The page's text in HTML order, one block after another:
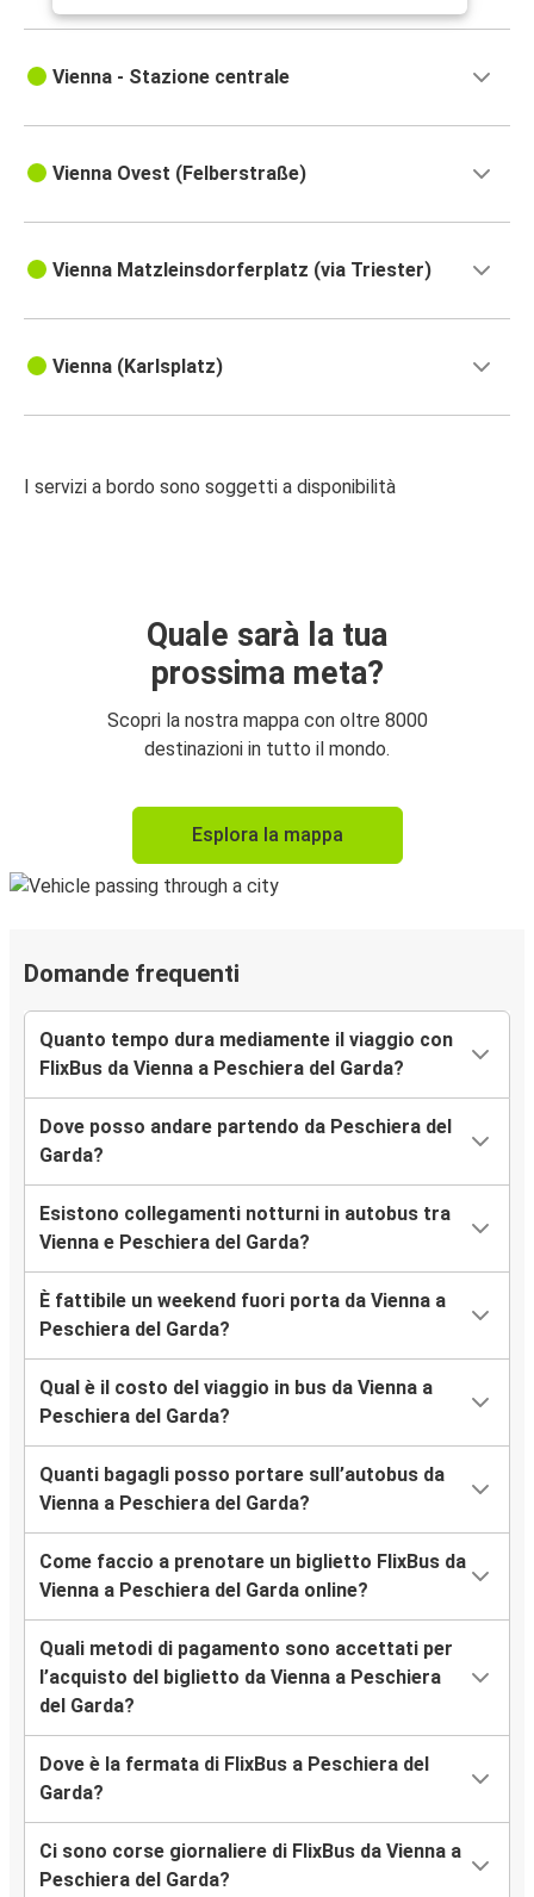
Vienna - Stazione centrale
Vienna Ovest (Felberstraße)
Vienna Matzleinsdorferplatz (via Triester)
Vienna (Karlsplatz)
I servizi a bordo sono soggetti a disponibilità
Quale sarà la tua
prossima meta?
Scopri la nostra mappa con oltre 8000
destinazioni in tutto il mondo.
Esplora la mappa
Domande frequenti
Quanto tempo dura mediamente il viaggio con
FlixBus da Vienna a Peschiera del Garda?
Dove posso andare partendo da Peschiera del
Garda?
Esistono collegamenti notturni in autobus tra
Vienna e Peschiera del Garda?
È fattibile un weekend fuori porta da Vienna a
Peschiera del Garda?
Qual è il costo del viaggio in bus da Vienna a
Peschiera del Garda?
Quanti bagagli posso portare sull’autobus da
Vienna a Peschiera del Garda?
Come faccio a prenotare un biglietto FlixBus da
Vienna a Peschiera del Garda online?
Quali metodi di pagamento sono accettati per
l’acquisto del biglietto da Vienna a Peschiera
del Garda?
Dove è la fermata di FlixBus a Peschiera del
Garda?
Ci sono corse giornaliere di FlixBus da Vienna a
Peschiera del Garda?